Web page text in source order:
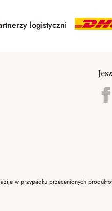
logistyczni
w przypadku przecenionych